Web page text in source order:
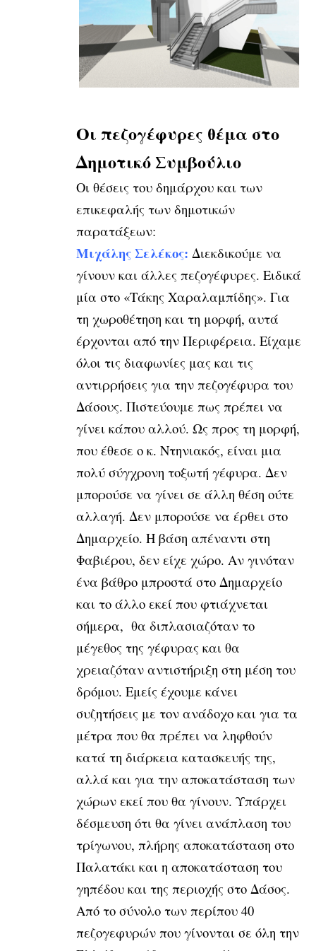
Οι πεζογέφυρες θέμα στο
Δημοτικό Συμβούλιο
Οι θέσεις του δημάρχου και των
επικεφαλής των δημοτικών
παρατάξεων:
Μιχάλης Σελέκος: Διεκδικούμε να
γίνουν και άλλες πεζογέφυρες. Ειδικά
μία στο «Τάκης Χαραλαμπίδης». Για
τη χωροθέτηση και τη μορφή, αυτά
έρχονται από την Περιφέρεια. Είχαμε
όλοι τις διαφωνίες μας και τις
αντιρρήσεις για την πεζογέφυρα του
Δάσους. Πιστεύουμε πως πρέπει να
γίνει κάπου αλλού. Ως προς τη μορφή,
που έθεσε ο κ. Ντηνιακός, είναι μια
πολύ σύγχρονη τοξωτή γέφυρα. Δεν
μπορούσε να γίνει σε άλλη θέση ούτε
αλλαγή. Δεν μπορούσε να έρθει στο
Δημαρχείο. Η βάση απέναντι στη
Φαβιέρου, δεν είχε χώρο. Αν γινόταν
ένα βάθρο μπροστά στο Δημαρχείο
και το άλλο εκεί που φτιάχνεται
σήμερα, θα διπλασιαζόταν το
μέγεθος της γέφυρας και θα
χρειαζόταν αντιστήριξη στη μέση του
δρόμου. Εμείς έχουμε κάνει
συζητήσεις με τον ανάδοχο και για τα
μέτρα που θα πρέπει να ληφθούν
κατά τη διάρκεια κατασκευής της,
αλλά και για την αποκατάσταση των
χώρων εκεί που θα γίνουν. Υπάρχει
δέσμευση ότι θα γίνει ανάπλαση του
τρίγωνου, πλήρης αποκατάσταση στο
Παλατάκι και η αποκατάσταση του
γηπέδου και της περιοχής στο Δάσος.
Από το σύνολο των περίπου 40
πεζογεφυρών που γίνονται σε όλη την